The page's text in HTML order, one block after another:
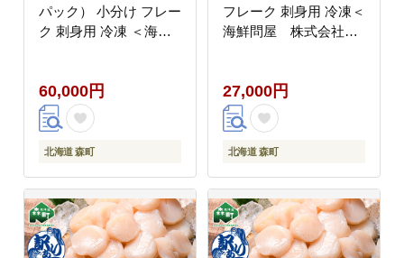
パック） 小分け フレー
ク 刺身用 冷凍 ＜海鮮
帆立 ホタテ 海産物 魚
貝類 おつまみ 海鮮丼
魚介類 貝柱 ふるさと納
税 北海道 訳あり mr1-
60,000円
北海道 森町
フレーク 刺身用 冷凍＜
海鮮問屋 株式会社
類 おつまみ 海鮮丼 魚
介類 貝柱 ふるさと納税
北海道 訳あり mr1-
1188
27,000円
北海道 森町